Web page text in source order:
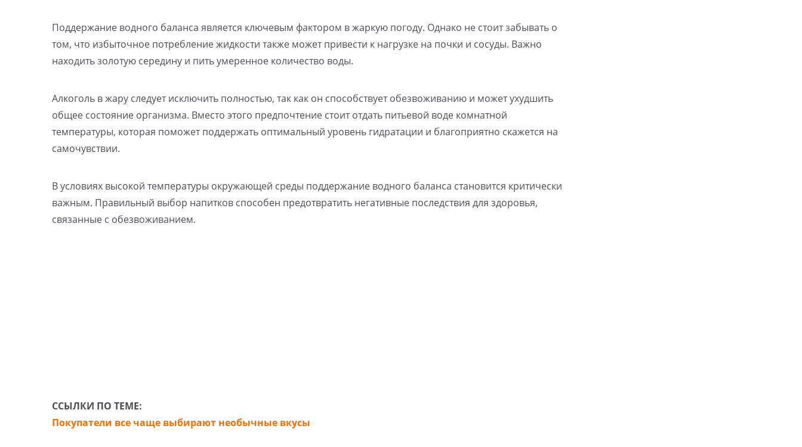
Поддержание водного баланса является ключевым фактором в жаркую погоду. Однако не стоит забывать о
том, что избыточное потребление жидкости также может привести к нагрузке на почки и сосуды. Важно
находить золотую середину и пить умеренное количество воды.
Алкоголь в жару следует исключить полностью, так как он способствует обезвоживанию и может ухудшить
общее состояние организма. Вместо этого предпочтение стоит отдать питьевой воде комнатной
температуры, которая поможет поддержать оптимальный уровень гидратации и благоприятно скажется на
самочувствии.
В условиях высокой температуры окружающей среды поддержание водного баланса становится критически
важным. Правильный выбор напитков способен предотвратить негативные последствия для здоровья,
связанные с обезвоживанием.
ССЫЛКИ ПО ТЕМЕ:
Покупатели все чаще выбирают необычные вкусы